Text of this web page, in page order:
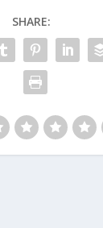
SHARE: